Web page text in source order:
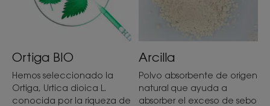
Beneficios de la textura
Una innovadora textura en polvo que se convierte en
una espuma cremosa.
Ortiga BIO
Hemos seleccionado la
Ortiga, Urtica dioica L.
conocida por la riqueza de
Arcilla
Polvo absorbente de origen
natural que ayuda a
absorber el exceso de sebo